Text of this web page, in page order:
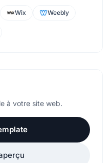
Wix Weebly
à votre site web.